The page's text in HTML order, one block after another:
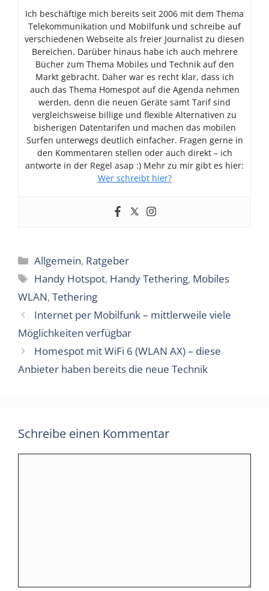
Ich beschäftige mich bereits seit 2006 mit dem Thema
Telekommunikation und Mobilfunk und schreibe auf
verschiedenen Webseite als freier Journalist zu diesen
Bereichen. Darüber hinaus habe ich auch mehrere
Bücher zum Thema Mobiles und Technik auf den
Markt gebracht. Daher war es recht klar, dass ich
auch das Thema Homespot auf die Agenda nehmen
werden, denn die neuen Geräte samt Tarif sind
vergleichsweise billige und flexible Alternativen zu
bisherigen Datentarifen und machen das mobilen
Surfen unterwegs deutlich einfacher. Fragen gerne in
den Kommentaren stellen oder auch direkt – ich
antworte in der Regel asap :) Mehr zu mir gibt es hier:
Wer schreibt hier?
Kategorien
Allgemein, Ratgeber
Schlagwörter
Handy Hotspot, Handy Tethering, Mobiles
WLAN, Tethering
Internet per Mobilfunk – mittlerweile viele
Möglichkeiten verfügbar
Homespot mit WiFi 6 (WLAN AX) – diese
Anbieter haben bereits die neue Technik
Schreibe einen Kommentar